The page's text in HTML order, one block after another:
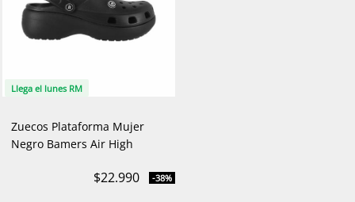
Llega el lunes RM
Zuecos Plataforma Mujer
Negro Bamers Air High
$22.990 -38%